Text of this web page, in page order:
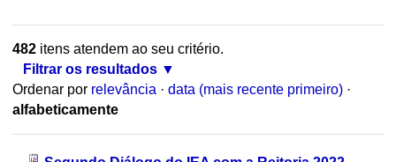
482itens atendem ao seu critério.
Filtrar os resultados
Ordenar por relevância · data (mais recente primeiro) ·
alfabeticamente